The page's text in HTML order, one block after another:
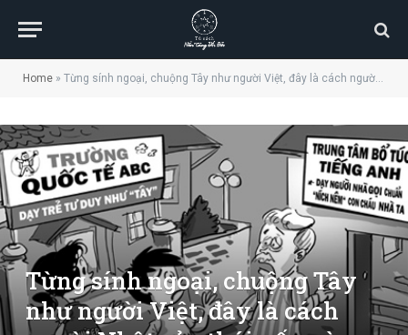
Home » Từng sính ngoại, chuộng Tây như người Việt, đây là cách người Nhật sửa thói xấu này
Từng sính ngoại, chuộng Tây
như người Việt, đây là cách